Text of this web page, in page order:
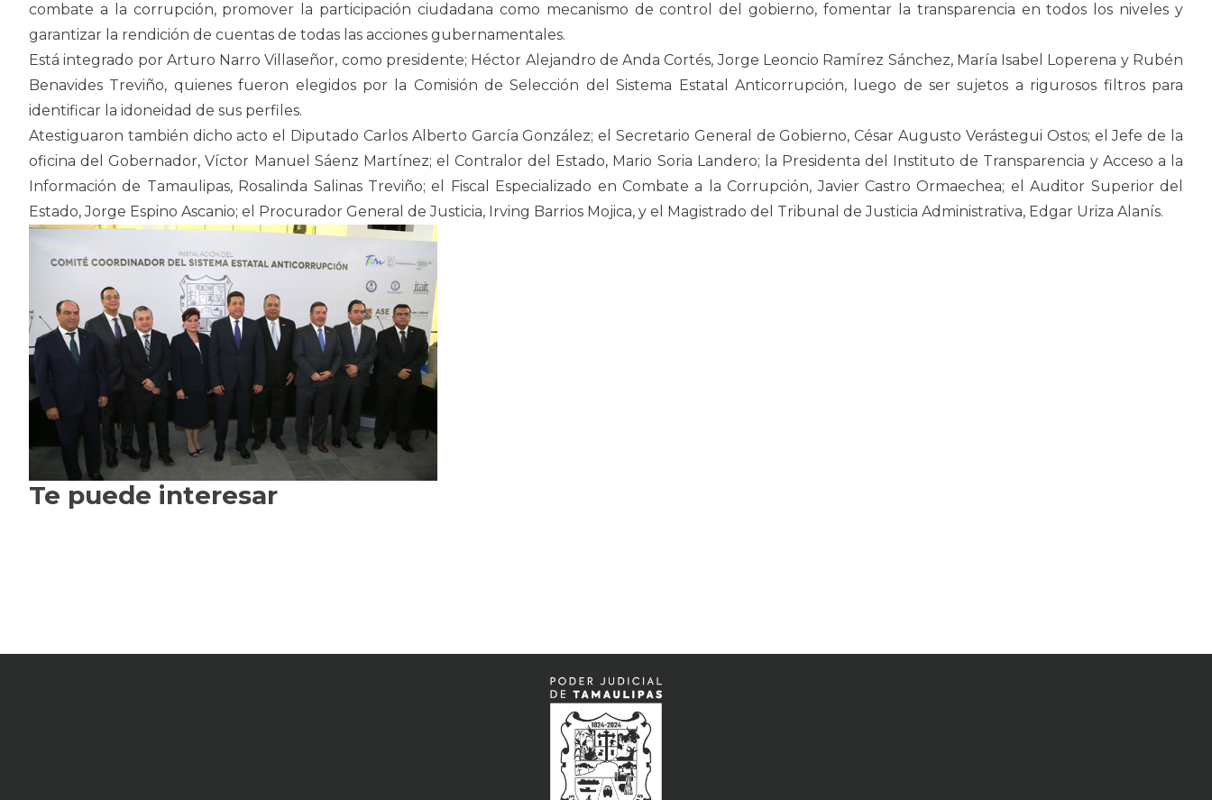
combate a la corrupción, promover la participación ciudadana como mecanismo de control del gobierno, fomentar la transparencia en todos los niveles y
garantizar la rendición de cuentas de todas las acciones gubernamentales.
Está integrado por Arturo Narro Villaseñor, como presidente; Héctor Alejandro de Anda Cortés, Jorge Leoncio Ramírez Sánchez, María Isabel Loperena y Rubén
Benavides Treviño, quienes fueron elegidos por la Comisión de Selección del Sistema Estatal Anticorrupción, luego de ser sujetos a rigurosos filtros para
identificar la idoneidad de sus perfiles.
Atestiguaron también dicho acto el Diputado Carlos Alberto García González; el Secretario General de Gobierno, César Augusto Verástegui Ostos; el Jefe de la
oficina del Gobernador, Víctor Manuel Sáenz Martínez; el Contralor del Estado, Mario Soria Landero; la Presidenta del Instituto de Transparencia y Acceso a la
Información de Tamaulipas, Rosalinda Salinas Treviño; el Fiscal Especializado en Combate a la Corrupción, Javier Castro Ormaechea; el Auditor Superior del
Estado, Jorge Espino Ascanio; el Procurador General de Justicia, Irving Barrios Mojica, y el Magistrado del Tribunal de Justicia Administrativa, Edgar Uriza Alanís.
Te puede interesar